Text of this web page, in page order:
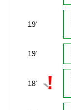
19'
19'
18'